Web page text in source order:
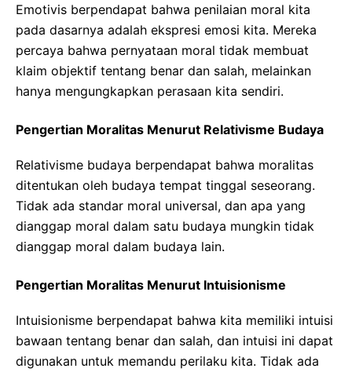
Emotivis berpendapat bahwa penilaian moral kita
pada dasarnya adalah ekspresi emosi kita. Mereka
percaya bahwa pernyataan moral tidak membuat
klaim objektif tentang benar dan salah, melainkan
hanya mengungkapkan perasaan kita sendiri.
Pengertian Moralitas Menurut Relativisme Budaya
Relativisme budaya berpendapat bahwa moralitas
ditentukan oleh budaya tempat tinggal seseorang.
Tidak ada standar moral universal, dan apa yang
dianggap moral dalam satu budaya mungkin tidak
dianggap moral dalam budaya lain.
Pengertian Moralitas Menurut Intuisionisme
Intuisionisme berpendapat bahwa kita memiliki intuisi
bawaan tentang benar dan salah, dan intuisi ini dapat
digunakan untuk memandu perilaku kita. Tidak ada